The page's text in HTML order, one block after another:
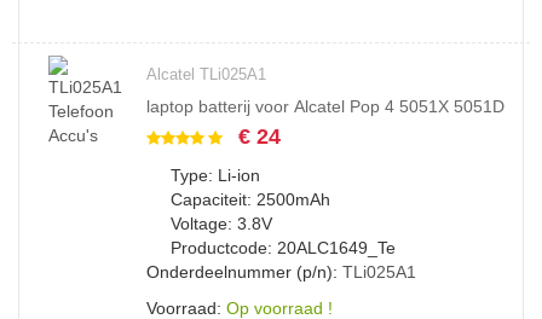
Alcatel TLi025A1
laptop batterij voor Alcatel Pop 4 5051X 5051D
€ 24
Type: Li-ion
Capaciteit: 2500mAh
Voltage: 3.8V
Productcode: 20ALC1649_Te
Onderdeelnummer (p/n): TLi025A1
Voorraad: Op voorraad !